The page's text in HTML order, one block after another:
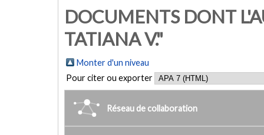
DOCUMENTS DONT
TATIANA V."
Monter d'un niveau
Pour citer ou exporter
Réseau de collaboration